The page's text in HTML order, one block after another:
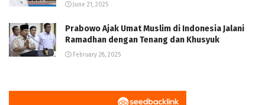
June 21, 2025
Prabowo Ajak Umat Muslim di Indonesia Jalani
Ramadhan dengan Tenang dan Khusyuk
February 28, 2025